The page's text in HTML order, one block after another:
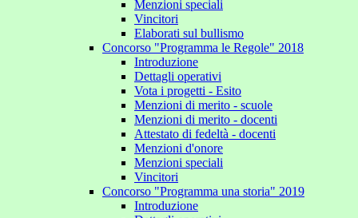
Menzioni speciali
Vincitori
Elaborati sul bullismo
Concorso "Programma le Regole" 2018
Introduzione
Dettagli operativi
Vota i progetti - Esito
Menzioni di merito - scuole
Menzioni di merito - docenti
Attestato di fedeltà - docenti
Menzioni d'onore
Menzioni speciali
Vincitori
Concorso "Programma una storia" 2019
Introduzione